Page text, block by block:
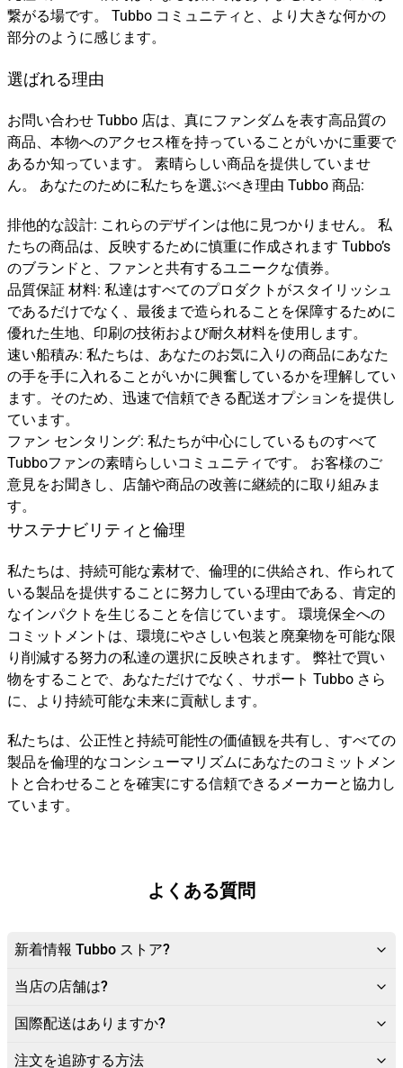
繋がる場です。 Tubbo コミュニティと、より大きな何かの
部分のように感じます。
選ばれる理由
お問い合わせ Tubbo 店は、真にファンダムを表す高品質の
商品、本物へのアクセス権を持っていることがいかに重要で
あるか知っています。 素晴らしい商品を提供していませ
ん。 あなたのために私たちを選ぶべき理由 Tubbo 商品:
排他的な設計: これらのデザインは他に見つかりません。 私
たちの商品は、反映するために慎重に作成されます Tubbo’s
のブランドと、ファンと共有するユニークな債券。
品質保証 材料: 私達はすべてのプロダクトがスタイリッシュ
であるだけでなく、最後まで造られることを保障するために
優れた生地、印刷の技術および耐久材料を使用します。
速い船積み: 私たちは、あなたのお気に入りの商品にあなた
の手を手に入れることがいかに興奮しているかを理解してい
ます。そのため、迅速で信頼できる配送オプションを提供し
ています。
ファン センタリング: 私たちが中心にしているものすべて
Tubboファンの素晴らしいコミュニティです。 お客様のご
意見をお聞きし、店舗や商品の改善に継続的に取り組みま
す。
サステナビリティと倫理
私たちは、持続可能な素材で、倫理的に供給され、作られて
いる製品を提供することに努力している理由である、肯定的
なインパクトを生じることを信じています。 環境保全への
コミットメントは、環境にやさしい包装と廃棄物を可能な限
り削減する努力の私達の選択に反映されます。 弊社で買い
物をすることで、あなただけでなく、サポート Tubbo さら
に、より持続可能な未来に貢献します。
私たちは、公正性と持続可能性の価値観を共有し、すべての
製品を倫理的なコンシューマリズムにあなたのコミットメン
トと合わせることを確実にする信頼できるメーカーと協力し
ています。
よくある質問
新着情報 Tubbo ストア?
当店の店舗は?
国際配送はありますか?
注文を追跡する方法